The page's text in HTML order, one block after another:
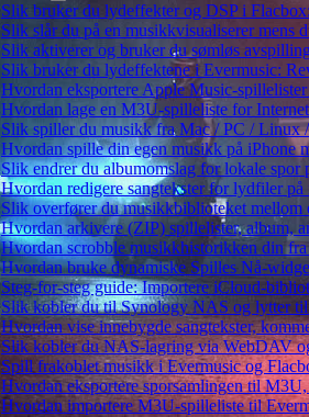
Slik bruker du lydeffekter og DSP i
Slik slår du på en musikkvisualiserer mens
Slik aktiverer og bruker du sømløs
Slik bruker du lydeffektene i Evermusic:
Hvordan eksportere Apple Music-
Hvordan lage en M3U-spilleliste for
Slik spiller du musikk fra Mac / PC /
Hvordan spille din egen musikk på iPhone
Slik endrer du albumomslag for lokale
Hvordan redigere sangtekster for lydfiler
Slik overfører du musikkbiblioteket
Hvordan arkivere (ZIP) spillelister, album,
Hvordan scrobble musikkhistorikken din
Hvordan bruke dynamiske Spilles Nå-
Steg-for-steg guide: Importere iCloud-
Slik kobler du til Synology NAS og lytter
Hvordan vise innebygde sangtekster,
Slik kobler du NAS-lagring via WebDAV
Spill frakoblet musikk i Evermusic og
Hvordan eksportere sporsamlingen til
Hvordan importere M3U-spilleliste til